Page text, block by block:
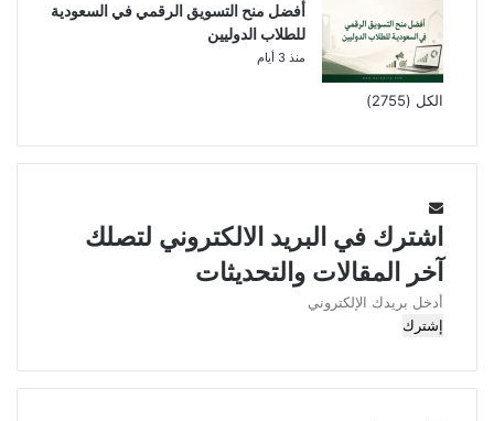
أفضل منح التسويق الرقمي في السعودية
للطلاب الدوليين
منذ 3 أيام
الكل (2755)
اشترك في البريد الالكتروني لتصلك
آخر المقالات والتحديثات
أدخل
بريدك